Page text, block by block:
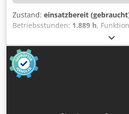
Zustand: einsatzbereit
Betriebsstunden: 1.889 h,
, Verfahrweg X-
Y-Achse:560 mm, Verfahrweg Z-
Spindeldrehzahl (max.):
3, Bearbeitungszentrum mit nur
TECHNISCHE DETAILS Chedpfsw